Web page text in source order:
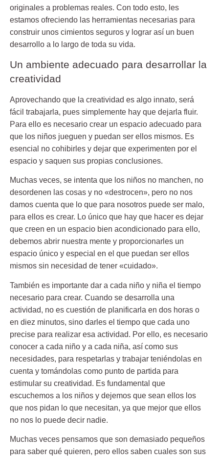
originales a problemas reales. Con todo esto, les
estamos ofreciendo las herramientas necesarias para
construir unos cimientos seguros y lograr así un buen
desarrollo a lo largo de toda su vida.
Un ambiente adecuado para desarrollar la
creatividad
Aprovechando que la creatividad es algo innato, será
fácil trabajarla, pues simplemente hay que dejarla fluir.
Para ello es necesario crear un espacio adecuado para
que los niños jueguen y puedan ser ellos mismos. Es
esencial no cohibirles y dejar que experimenten por el
espacio y saquen sus propias conclusiones.
Muchas veces, se intenta que los niños no manchen, no
desordenen las cosas y no «destrocen», pero no nos
damos cuenta que lo que para nosotros puede ser malo,
para ellos es crear. Lo único que hay que hacer es dejar
que creen en un espacio bien acondicionado para ello,
debemos abrir nuestra mente y proporcionarles un
espacio único y especial en el que puedan ser ellos
mismos sin necesidad de tener «cuidado».
También es importante dar a cada niño y niña el tiempo
necesario para crear. Cuando se desarrolla una
actividad, no es cuestión de planificarla en dos horas o
en diez minutos, sino darles el tiempo que cada uno
precise para realizar esa actividad. Por ello, es necesario
conocer a cada niño y a cada niña, así como sus
necesidades, para respetarlas y trabajar teniéndolas en
cuenta y tomándolas como punto de partida para
estimular su creatividad. Es fundamental que
escuchemos a los niños y dejemos que sean ellos los
que nos pidan lo que necesitan, ya que mejor que ellos
no nos lo puede decir nadie.
Muchas veces pensamos que son demasiado pequeños
para saber qué quieren, pero ellos saben cuales son sus